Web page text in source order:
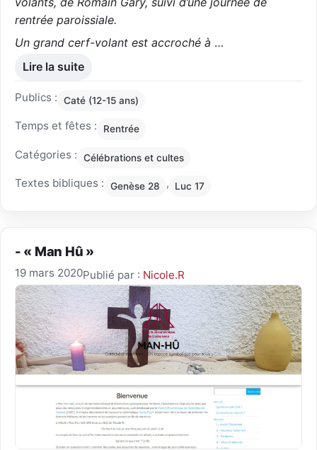
rentrée paroissiale.
Un grand cerf-volant est accroché à …
Lire la suite
Publics : Caté (12-15 ans)
Temps et fêtes : Rentrée
Catégories : Célébrations et cultes
Textes bibliques : Genèse 28 , Luc 17
- « Man Hû »
19 mars 2020Publié par : Nicole.R